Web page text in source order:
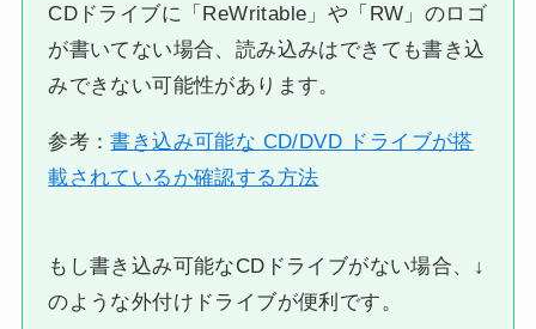
CDドライブに「ReWritable」や「RW」のロゴ
が書いてない場合、読み込みはできても書き込
みできない可能性があります。
参考：書き込み可能な CD/DVD ドライブが搭
載されているか確認する方法
もし書き込み可能なCDドライブがない場合、↓
のような外付けドライブが便利です。